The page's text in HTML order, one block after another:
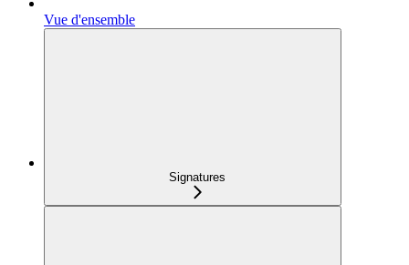
Vue d'ensemble
Signatures